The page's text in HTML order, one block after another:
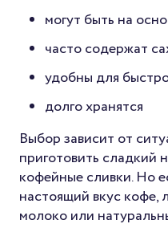
могут быть на
часто содержат
удобны для
долго хранятся
Выбор зависит от
приготовить сладкий
кофейные сливки. Но
настоящий вкус кофе,
молоко или